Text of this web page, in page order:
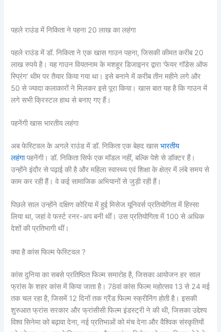
पहले राउंड में निकिता ने पहना 20 लाख का लहंगा
पहले राउंड में डॉ. निकिता ने एक खास गाउन पहना, जिसकी कीमत करीब 20
लाख रुपये है। यह गाउन वियतनाम के मशहूर डिजाइनर द्वारा ‘फेयर गॉडेस ऑफ
स्प्रिंग’ थीम पर तैयार किया गया था। इसे बनाने में करीब तीन महीने लगे और
50 से ज्यादा कलाकारों ने मिलकर इसे पूरा किया। खास बात यह है कि गाउन में
लगे सभी क्रिस्टल हाथ से बनाए गए हैं।
पहनेंगी खास भारतीय लहंगा
अब फेस्टिवल के अगले राउंड में डॉ. निकिता एक बेहद खासभारतीय
लहंगापहनेंगी। डॉ. निकिता सिर्फ एक मॉडल नहीं, बल्कि पेशे से डॉक्टर हैं।
उन्होंने इंदौर से पढ़ाई की है और महिला स्वास्थ्य एवं शिक्षा के क्षेत्र में लंबे समय से
काम कर रही हैं। वे कई सामाजिक अभियानों से जुड़ी रही हैं।
पिछले साल उन्होंने दक्षिण कोरिया में हुई मिसेज यूनिवर्स प्रतियोगिता में हिस्सा
लिया था, जहां वे फर्स्ट रनर-अप बनी थीं। उस प्रतियोगिता में 100 से अधिक
देशों की प्रतिभागी थीं।
क्या है कांस फिल्म फेस्टिवल ?
कांस दुनिया का सबसे प्रतिष्ठित फिल्म समारोह है, जिसका आयोजन हर साल
फ्रांस के शहर कांस में किया जाता है। 78वां कांस फिल्म महोत्सव 13 से 24 मई
तक चल रहा है, जिसमें 12 दिनों तक ग्रैंड फिल्म स्क्रीनिंग होती है। इसकी
शुरुआत फ्रांस सरकार और फ्रांसीसी फिल्म इंडस्ट्री ने की थी, जिसका उद्देश्य
विश्व सिनेमा को बढ़ावा देना, नई प्रतिभाओं को मंच देना और वैश्विक संस्कृतियों